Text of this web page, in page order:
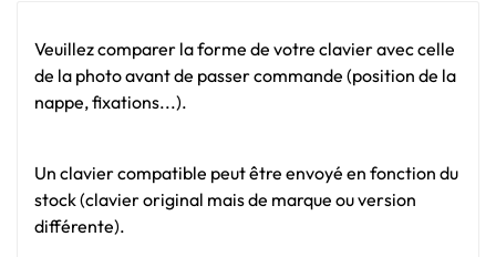
Veuillez comparer la forme de votre clavier avec celle
de la photo avant de passer commande (position de la
nappe, fixations...).
Un clavier compatible peut être envoyé en fonction du
stock (clavier original mais de marque ou version
différente).